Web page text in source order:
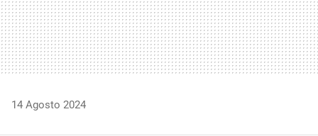
14 Agosto 2024